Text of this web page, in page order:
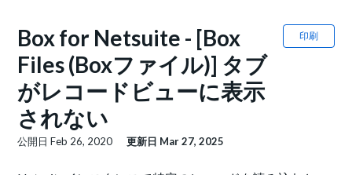
印刷
Box for Netsuite - [Box
Files (Boxファイル)] タブ
がレコードビューに表示
されない
公開日Feb 26, 2020 更新日 Mar 27, 2025